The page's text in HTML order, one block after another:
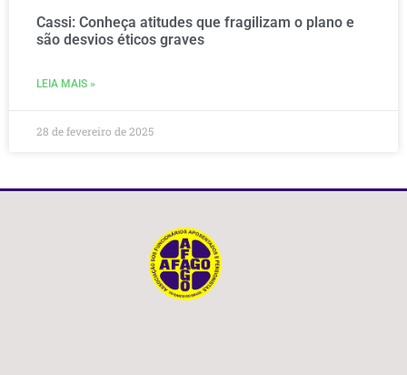
Cassi: Conheça atitudes que fragilizam o plano e
são desvios éticos graves
LEIA MAIS »
28 de fevereiro de 2025